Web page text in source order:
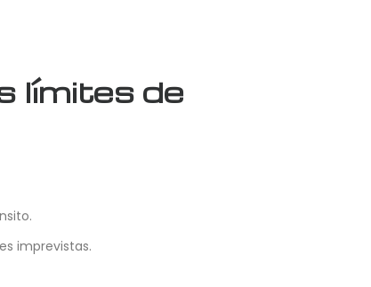
límites de
imprevistas.